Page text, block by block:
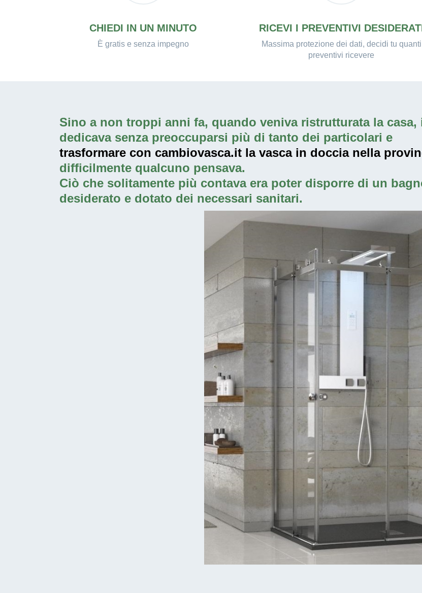
CHIEDI IN UN MINUTO
È gratis e senza impegno
RICEVI I PREVENTIVI
Massima protezione dei dati, decidi tu quanti
preventivi ricevere
Sino a non troppi anni fa, quando veniva ristrutturata la
dedicava senza preoccuparsi più di tanto dei particolari e
trasformare con cambiovasca.it la vasca in doccia nella
difficilmente qualcuno pensava.
Ciò che solitamente più contava era poter disporre di un
desiderato e dotato dei necessari sanitari.